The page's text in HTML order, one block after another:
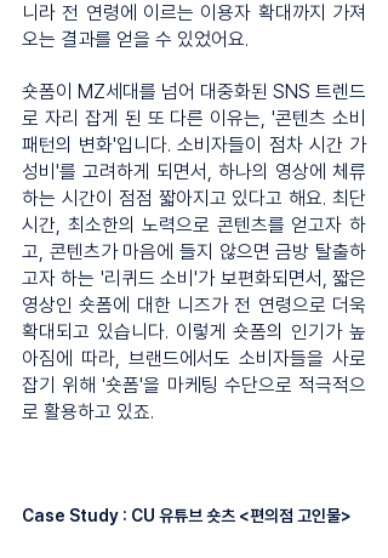
니라 전 연령에 이르는 이용자 확대까지 가져
오는 결과를 얻을 수 있었어요.
숏폼이 MZ세대를 넘어 대중화된 SNS 트렌드
로 자리 잡게 된 또 다른 이유는, '콘텐츠 소비
패턴의 변화'입니다. 소비자들이 점차 시간 가
성비'를 고려하게 되면서, 하나의 영상에 체류
하는 시간이 점점 짧아지고 있다고 해요. 최단
시간, 최소한의 노력으로 콘텐츠를 얻고자 하
고, 콘텐츠가 마음에 들지 않으면 금방 탈출하
고자 하는 '리퀴드 소비'가 보편화되면서, 짧은
영상인 숏폼에 대한 니즈가 전 연령으로 더욱
확대되고 있습니다. 이렇게 숏폼의 인기가 높
아짐에 따라, 브랜드에서도 소비자들을 사로
잡기 위해 '숏폼'을 마케팅 수단으로 적극적으
로 활용하고 있죠.
Case Study : CU 유튜브 숏츠 <편의점 고인물>